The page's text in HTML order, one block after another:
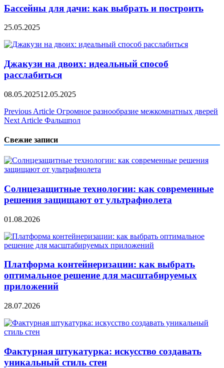
Бассейны для дачи: как выбрать и построить
25.05.2025
Джакузи на двоих: идеальный способ
расслабиться
08.05.202512.05.2025
Навигация
по
записям
Previous Article Огромное разнообразие межкомнатных дверей
Next Article Фальшпол
Свежие записи
Солнцезащитные технологии: как современные
решения защищают от ультрафиолета
01.08.2026
Платформа контейнеризации: как выбрать
оптимальное решение для масштабируемых
приложений
28.07.2026
Фактурная штукатурка: искусство создавать
уникальный стиль стен